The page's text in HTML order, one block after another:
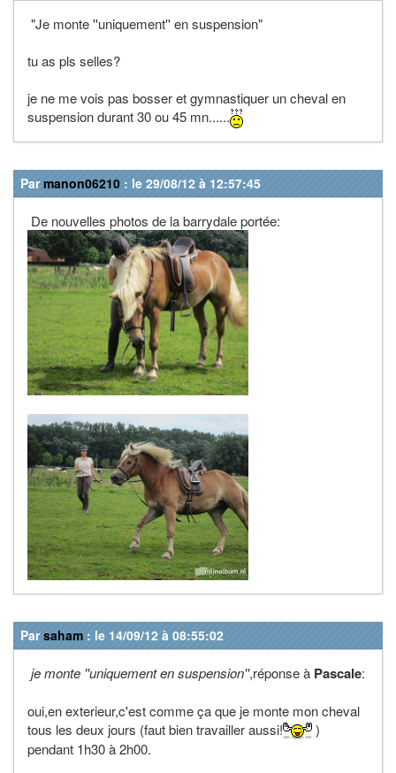
"Je monte ''uniquement'' en suspension"
tu as pls selles?
je ne me vois pas bosser et gymnastiquer un cheval en
suspension durant 30 ou 45 mn......
Parmanon06210 : le 29/08/12 à 12:57:45
De nouvelles photos de la barrydale portée:
Parsaham : le 14/09/12 à 08:55:02
je monte ''uniquement en suspension'',réponse à Pascale:
oui,en exterieur,c'est comme ça que je monte mon cheval
tous les deux jours (faut bien travailler aussi!
)
pendant 1h30 à 2h00.